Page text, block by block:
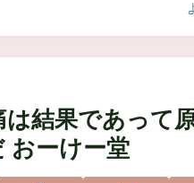
は結果であって
ーけー堂